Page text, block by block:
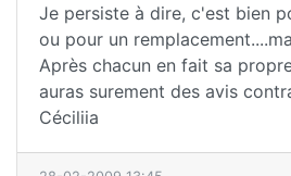
Je persiste à dire, c'est bien
ou pour un
Après chacun en fait sa
auras surement des avis
Céciliia